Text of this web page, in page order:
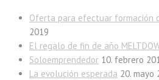
Oferta para efectuar formación
2019
El regalo de fin de año
Soloemprendedor 10. febrero
La evolución esperada 20. mayo